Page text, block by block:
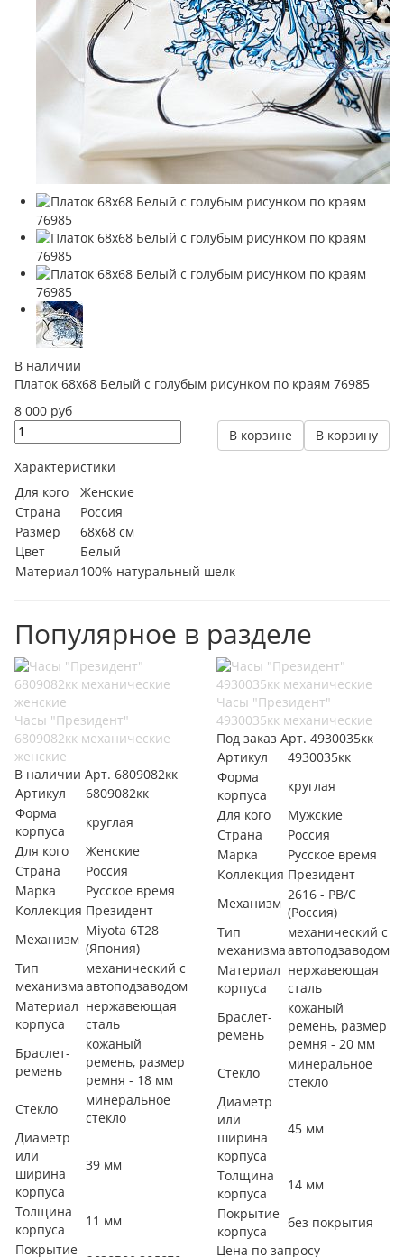
В наличии
Платок 68х68 Белый с голубым рисунком по краям 76985
8 000 руб
В корзину
В корзине
Характеристики
Для кого
Женские
Страна
Россия
Размер
68х68 см
Цвет
Белый
Материал 100% натуральный шелк
Популярное в разделе
Часы "Президент"
6809082кк механические
женские
В наличии Арт. 6809082кк
Артикул
6809082кк
Форма
корпуса
круглая
Для кого
Женские
Страна
Россия
Марка
Русское время
Коллекция Президент
Механизм
Miyota 6T28
(Япония)
Тип
механизма
механический с
автоподзаводом
Материал
корпуса
нержавеющая
сталь
Браслет-
ремень
кожаный
ремень, размер
ремня - 18 мм
Стекло
минеральное
стекло
Диаметр
или
ширина
корпуса
39 мм
Толщина
корпуса
11 мм
Покрытие
Часы "Президент"
4930035кк механические
Под заказ Арт. 4930035кк
Артикул
4930035кк
Форма
корпуса
круглая
Для кого
Мужские
Страна
Россия
Марка
Русское время
Коллекция Президент
Механизм
2616 - РВ/С
(Россия)
Тип
механизма
механический с
автоподзаводом
Материал
корпуса
нержавеющая
сталь
Браслет-
ремень
кожаный
ремень, размер
ремня - 20 мм
Стекло
минеральное
стекло
Диаметр
или
ширина
корпуса
45 мм
Толщина
корпуса
14 мм
Покрытие
корпуса
без покрытия
Цена по запросу